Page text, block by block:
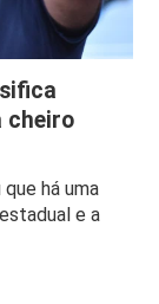
cheiro
há uma
e a